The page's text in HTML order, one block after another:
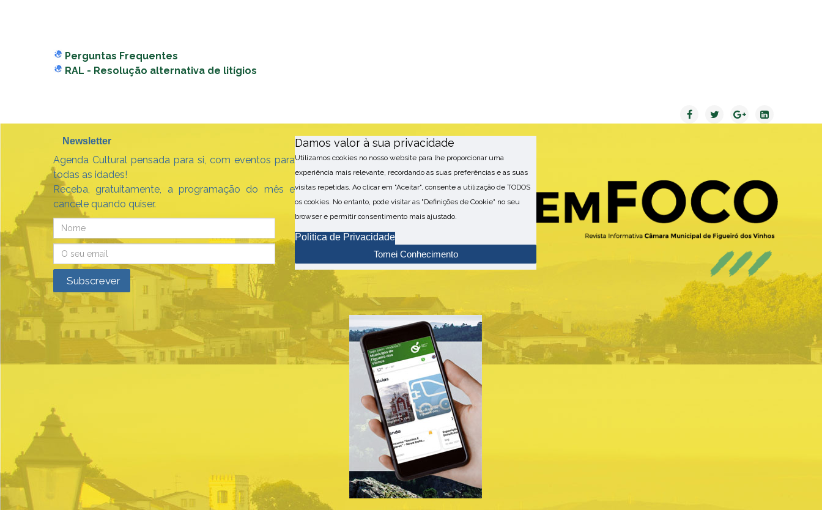
Perguntas Frequentes
RAL - Resolução alternativa de litígios
Newsletter
Agenda Cultural pensada para si, com eventos para
todas as idades!
Receba, gratuitamente, a programação do mês e
cancele quando quiser.
Damos valor à sua privacidade
Utilizamos cookies no nosso website para lhe proporcionar uma
experiência mais relevante, recordando as suas preferências e as suas
visitas repetidas. Ao clicar em "Aceitar", consente a utilização de TODOS
os cookies. No entanto, pode visitar as "Definições de Cookie" no seu
browser e permitir consentimento mais ajustado.
Politica de Privacidade
Tomei Conhecimento